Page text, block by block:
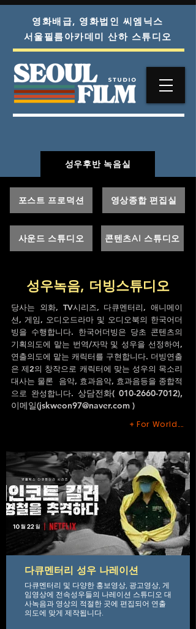
영화배급, 영화법인 씨엠닉스
서울필름아카데미 산하 스튜디오
성우후반 녹음실
포스트 프로덕션 영상종합 편집실
사운드 스튜디오 콘텐츠AI 스튜디오
성우녹음, 더빙스튜디오
당사는 외화, TV시리즈, 다큐멘터리, 애니메이
션, 게임, 오디오드라마 및 오디오북의 한국어더
빙을 수행합니다. 한국어더빙은 당초 콘텐츠의
기획의도에 맡는 번역/자막 및 성우을 선정하여,
연출의도에 맡는 캐릭터를 구현합니다. 더빙연출
은 제2의 창작으로 캐릭터에 맞는 성우의 목소리
대사는 물론 음악, 효과음악, 효과음등을 종합적
으로 완성합니다. 상담전화( 010-2660-7012),
이메일(jskweon97@naver.com )
+ For World....
다큐멘터리 성우 나레이션
다큐멘터리 및 다양한 홍보영상, 광고영상, 게
임영상에 전속성우들의 나레이션 스튜디오 대
사녹음과 영상의 적절한 곳에 편집되어 연출
의도에 맞게 제작됩니다.